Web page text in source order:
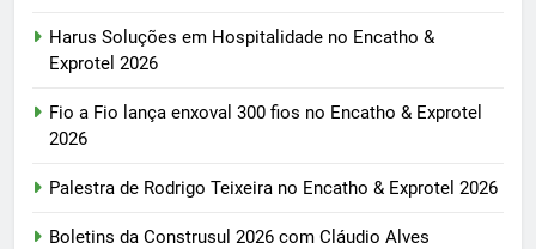
Harus Soluções em Hospitalidade no Encatho &
Exprotel 2026
Fio a Fio lança enxoval 300 fios no Encatho & Exprotel
2026
Palestra de Rodrigo Teixeira no Encatho & Exprotel 2026
Boletins da Construsul 2026 com Cláudio Alves